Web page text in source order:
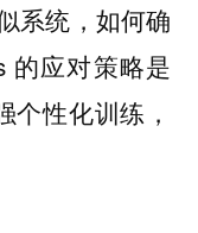
系统，如何确
的应对策略是
性化训练，